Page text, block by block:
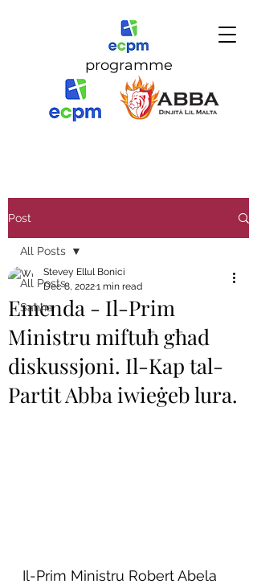
programme
Post
All Posts
Saħħa
All Posts
Emenda - Il-Prim
Ministru miftuħ għad
diskussjoni. Il-Kap tal-
Partit Abba iwieġeb lura.
Stevey Ellul Bonici
Dec 8, 20221 min read
Il-Prim Ministru Robert Abela